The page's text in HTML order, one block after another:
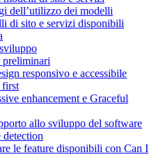
dell’utilizzo dei modelli
di sito e servizi disponibili
responsivo e accessibile
first
enhancement e Graceful
allo sviluppo del software
detection
le feature disponibili con Can I